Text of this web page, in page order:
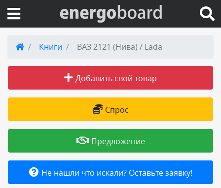
Вход на сайт
Поиск по сайту
Публикации
Справка
Товары и услуги
Книги ВАЗ 2121 (Нива) / Lada
Добавить свой товар
Спрос
Предложение
Не нашли что искали? Оставьте заявку!